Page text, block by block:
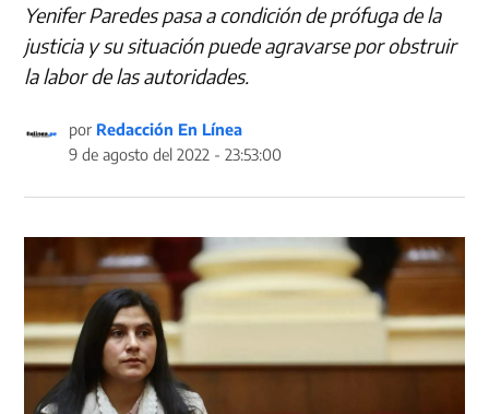
Yenifer Paredes pasa a condición de prófuga de la
justicia y su situación puede agravarse por obstruir
la labor de las autoridades.
por Redacción En Línea
9 de agosto del 2022 - 23:53:00